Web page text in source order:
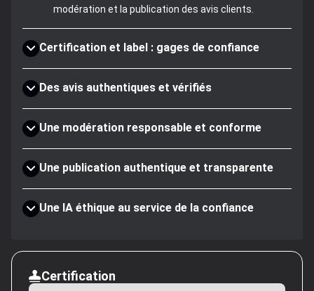
modération et la publication des avis clients.
Certification et label : gages de confiance
Des avis authentiques et vérifiés
Une modération responsable et conforme
Une publication authentique et transparente
Une IA éthique au service de la confiance
Certification